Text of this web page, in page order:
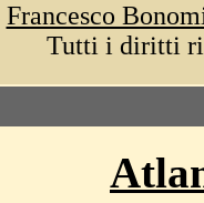
Francesco
Tutti i diritti